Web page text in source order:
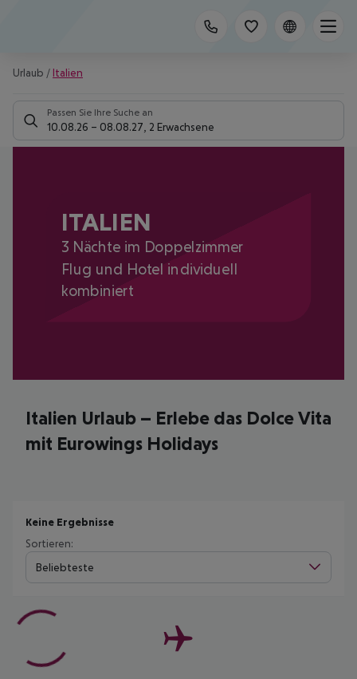
Urlaub / Italien
Passen Sie Ihre Suche an
10.08.26 – 08.08.27 2 Erwachsene
ITALIEN
3 Nächte im Doppelzimmer
Flug und Hotel individuell
kombiniert
Italien Urlaub – Erlebe das Dolce Vita
mit Eurowings Holidays
Keine Ergebnisse
Sortieren:
Beliebteste